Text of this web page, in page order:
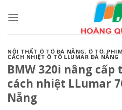
NỘI THẤT Ô TÔ ĐÀ NẴNG, Ô TÔ,
CÁCH NHIỆT Ô TÔ LLUMAR ĐÀ NẴNG
BMW 320i nâng
cách nhiệt LLumar
Nẵng